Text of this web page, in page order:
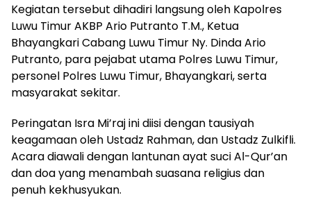
Kegiatan tersebut dihadiri langsung oleh Kapolres
Luwu Timur AKBP Ario Putranto T.M., Ketua
Bhayangkari Cabang Luwu Timur Ny. Dinda Ario
Putranto, para pejabat utama Polres Luwu Timur,
personel Polres Luwu Timur, Bhayangkari, serta
masyarakat sekitar.
Peringatan Isra Mi’raj ini diisi dengan tausiyah
keagamaan oleh Ustadz Rahman, dan Ustadz Zulkifli.
Acara diawali dengan lantunan ayat suci Al-Qur’an
dan doa yang menambah suasana religius dan
penuh kekhusyukan.